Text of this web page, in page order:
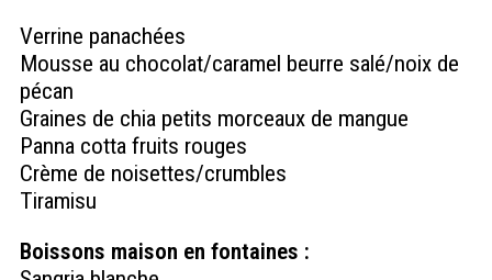
Verrine panachées
Mousse au chocolat/caramel beurre salé/noix de
pécan
Graines de chia petits morceaux de mangue
Panna cotta fruits rouges
Crème de noisettes/crumbles
Tiramisu
Boissons maison en fontaines :